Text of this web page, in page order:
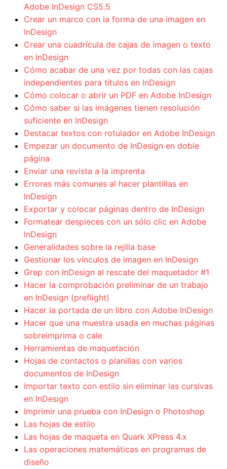
Adobe InDesign CS5.5
Crear un marco con la forma de una imagen en
InDesign
Crear una cuadrícula de cajas de imagen o texto
en InDesign
Cómo acabar de una vez por todas con las cajas
independientes para títulos en InDesign
Cómo colocar o abrir un PDF en Adobe InDesign
Cómo saber si las imágenes tienen resolución
suficiente en InDesign
Destacar textos con rotulador en Adobe InDesign
Empezar un documento de InDesign en doble
página
Enviar una revista a la imprenta
Errores más comunes al hacer plantillas en
InDesign
Exportar y colocar páginas dentro de InDesign
Formatear despieces con un sólo clic en Adobe
InDesign
Generalidades sobre la rejilla base
Gestionar los vínculos de imagen en InDesign
Grep con InDesign al rescate del maquetador #1
Hacer la comprobación preliminar de un trabajo
en InDesign (preflight)
Hacer la portada de un libro con Adobe InDesign
Hacer que una muestra usada en muchas páginas
sobreimprima o cale
Herramientas de maquetación
Hojas de contactos o planillas con varios
documentos de InDesign
Importar texto con estilo sin eliminar las cursivas
en InDesign
Imprimir una prueba con InDesign o Photoshop
Las hojas de estilo
Las hojas de maqueta en Quark XPress 4.x
Las operaciones matemáticas en programas de
diseño